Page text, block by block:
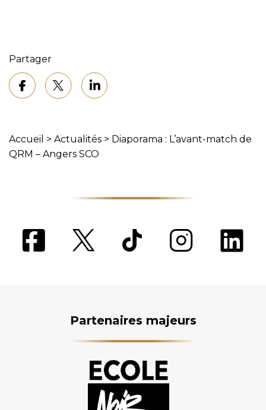
Partager
Accueil > Actualités > Diaporama : L’avant-match de
QRM – Angers SCO
Partenaires majeurs